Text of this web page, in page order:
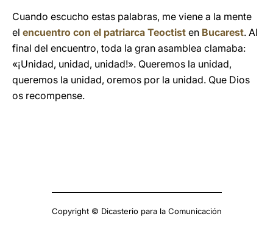
Cuando escucho estas palabras, me viene a la mente
el encuentro con el patriarca Teoctist en Bucarest. Al
final del encuentro, toda la gran asamblea clamaba:
«¡Unidad, unidad, unidad!». Queremos la unidad,
queremos la unidad, oremos por la unidad. Que Dios
os recompense.
Copyright © Dicasterio para la Comunicación